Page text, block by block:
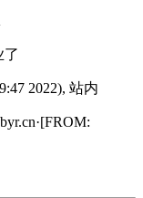
了
2022), 站内